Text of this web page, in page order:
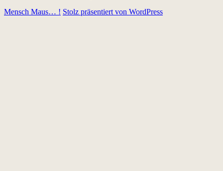
Mensch Maus… ! Stolz präsentiert von WordPress